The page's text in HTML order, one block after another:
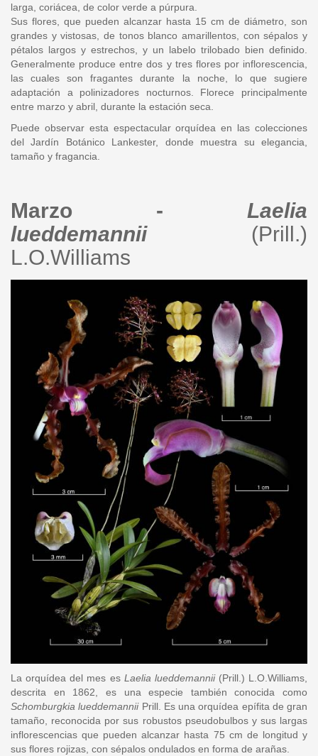
larga, coriácea, de color verde a púrpura.
Sus flores, que pueden alcanzar hasta 15 cm de diámetro, son
grandes y vistosas, de tonos blanco amarillentos, con sépalos y
pétalos largos y estrechos, y un labelo trilobado bien definido.
Generalmente produce entre dos y tres flores por inflorescencia,
las cuales son fragantes durante la noche, lo que sugiere
adaptación a polinizadores nocturnos. Florece principalmente
entre marzo y abril, durante la estación seca.
Puede observar esta espectacular orquídea en las colecciones
del Jardín Botánico Lankester, donde muestra su elegancia,
tamaño y fragancia.
Marzo - Laelia
lueddemannii
(Prill.)
L.O.Williams
La orquídea del mes es Laelia lueddemannii(Prill.) L.O.Williams,
descrita en 1862, es una especie también conocida como
Schomburgkia lueddemannii Prill. Es una orquídea epífita de gran
tamaño, reconocida por sus robustos pseudobulbos y sus largas
inflorescencias que pueden alcanzar hasta 75 cm de longitud y
sus flores rojizas, con sépalos ondulados en forma de arañas.